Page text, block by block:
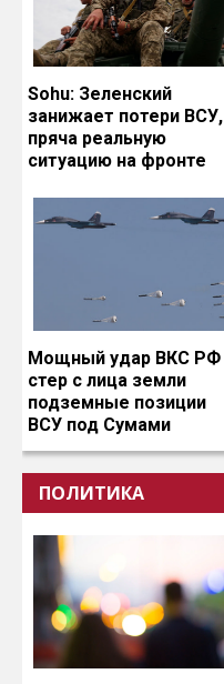
Sohu: Зеленский
занижает потери ВСУ,
пряча реальную
ситуацию на фронте
Мощный удар ВКС РФ
стер с лица земли
подземные позиции
ВСУ под Сумами
ПОЛИТИКА